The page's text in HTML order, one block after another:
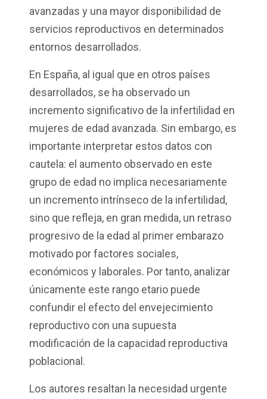
avanzadas y una mayor disponibilidad de
servicios reproductivos en determinados
entornos desarrollados.
En España, al igual que en otros países
desarrollados, se ha observado un
incremento significativo de la infertilidad en
mujeres de edad avanzada. Sin embargo, es
importante interpretar estos datos con
cautela: el aumento observado en este
grupo de edad no implica necesariamente
un incremento intrínseco de la infertilidad,
sino que refleja, en gran medida, un retraso
progresivo de la edad al primer embarazo
motivado por factores sociales,
económicos y laborales. Por tanto, analizar
únicamente este rango etario puede
confundir el efecto del envejecimiento
reproductivo con una supuesta
modificación de la capacidad reproductiva
poblacional.
Los autores resaltan la necesidad urgente